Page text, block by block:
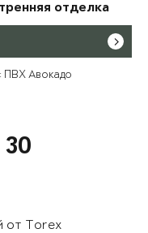
отделка
ПВХ Авокадо
от Torex